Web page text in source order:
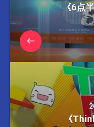
《6点
《